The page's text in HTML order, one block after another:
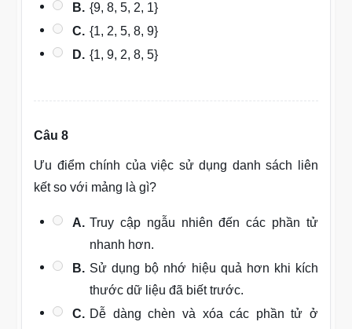
B. {9, 8, 5, 2, 1}
C. {1, 2, 5, 8, 9}
D. {1, 9, 2, 8, 5}
Câu 8
Ưu điểm chính của việc sử dụng danh sách liên
kết so với mảng là gì?
A. Truy cập ngẫu nhiên đến các phần tử
nhanh hơn.
B. Sử dụng bộ nhớ hiệu quả hơn khi kích
thước dữ liệu đã biết trước.
C. Dễ dàng chèn và xóa các phần tử ở